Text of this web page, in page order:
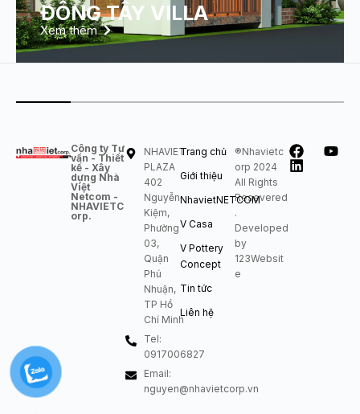
ĐÔNG TÂY VILLA
Xem thêm
Công ty Tư
vấn - Thiết
kế - Xây
dựng Nhà
Việt
Netcom -
NHAVIETC
orp.
NHAVIET
PLAZA
402
Nguyễn
Kiệm,
Phường
03,
Quận
Phú
Nhuận,
TP Hồ
Chí Minh
Tel:
0917006827
Email:
nguyen@nhavietcorp.vn
Trang chủ
Giới thiệu
NhavietNETCOM
V Casa
V Pottery
Concept
Tin tức
Liên hệ
®Nhavietc
orp 2024
All Rights
Resevered
.
Developed
by
123Websit
e